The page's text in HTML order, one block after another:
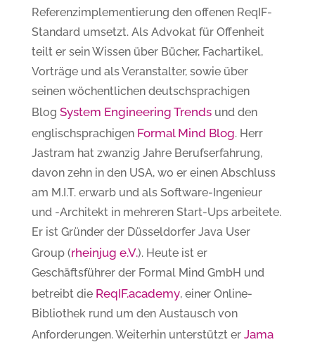
Referenzimplementierung den offenen ReqIF-
Standard umsetzt. Als Advokat für Offenheit
teilt er sein Wissen über Bücher, Fachartikel,
Vorträge und als Veranstalter, sowie über
seinen wöchentlichen deutschsprachigen
Blog System Engineering Trendsund den
englischsprachigen Formal Mind Blog. Herr
Jastram hat zwanzig Jahre Berufserfahrung,
davon zehn in den USA, wo er einen Abschluss
am M.I.T. erwarb und als Software-Ingenieur
und -Architekt in mehreren Start-Ups arbeitete.
Er ist Gründer der Düsseldorfer Java User
Group (rheinjug e.V.). Heute ist er
Geschäftsführer der Formal Mind GmbH und
betreibt die ReqIF.academy, einer Online-
Bibliothek rund um den Austausch von
Anforderungen. Weiterhin unterstützt er Jama